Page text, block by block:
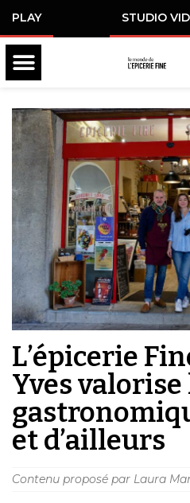
PLAY STUDIO
L’épicerie
Yves
et d’ailleurs
Contenu proposé par Laura